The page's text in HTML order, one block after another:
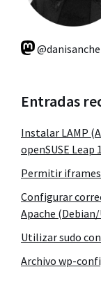
Entradas
Instalar LAMP
openSUSE Leap
Permitir iframes
Configurar
Apache
Utilizar sudo
Archivo wp-